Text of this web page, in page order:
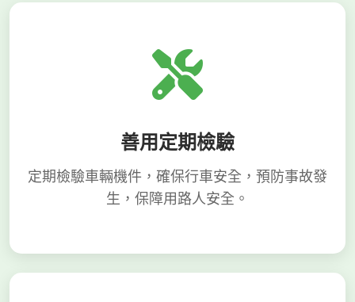
善用定期檢驗
定期檢驗車輛機件，確保行車安全，預防事故發
生，保障用路人安全。